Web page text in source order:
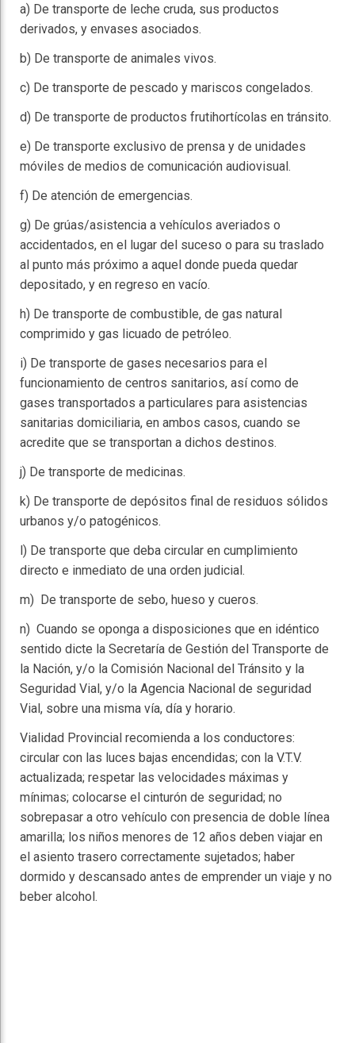
a) De transporte de leche cruda, sus productos
derivados, y envases asociados.
b) De transporte de animales vivos.
c) De transporte de pescado y mariscos congelados.
d) De transporte de productos frutihortícolas en tránsito.
e) De transporte exclusivo de prensa y de unidades
móviles de medios de comunicación audiovisual.
f) De atención de emergencias.
g) De grúas/asistencia a vehículos averiados o
accidentados, en el lugar del suceso o para su traslado
al punto más próximo a aquel donde pueda quedar
depositado, y en regreso en vacío.
h) De transporte de combustible, de gas natural
comprimido y gas licuado de petróleo.
i) De transporte de gases necesarios para el
funcionamiento de centros sanitarios, así como de
gases transportados a particulares para asistencias
sanitarias domiciliaria, en ambos casos, cuando se
acredite que se transportan a dichos destinos.
j) De transporte de medicinas.
k) De transporte de depósitos final de residuos sólidos
urbanos y/o patogénicos.
l) De transporte que deba circular en cumplimiento
directo e inmediato de una orden judicial.
m) De transporte de sebo, hueso y cueros.
n) Cuando se oponga a disposiciones que en idéntico
sentido dicte la Secretaría de Gestión del Transporte de
la Nación, y/o la Comisión Nacional del Tránsito y la
Seguridad Vial, y/o la Agencia Nacional de seguridad
Vial, sobre una misma vía, día y horario.
Vialidad Provincial recomienda a los conductores:
circular con las luces bajas encendidas; con la V.T.V.
actualizada; respetar las velocidades máximas y
mínimas; colocarse el cinturón de seguridad; no
sobrepasar a otro vehículo con presencia de doble línea
amarilla; los niños menores de 12 años deben viajar en
el asiento trasero correctamente sujetados; haber
dormido y descansado antes de emprender un viaje y no
beber alcohol.